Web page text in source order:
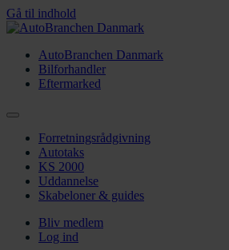
Gå til indhold
AutoBranchen Danmark
Bilforhandler
Eftermarked
Forretningsrådgivning
Autotaks
KS 2000
Uddannelse
Skabeloner & guides
Bliv medlem
Log ind